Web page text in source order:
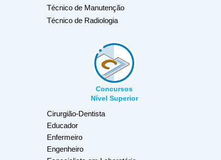
Técnico de Manutenção
Técnico de Radiologia
Concursos
Nível Superior
Cirurgião-Dentista
Educador
Enfermeiro
Engenheiro